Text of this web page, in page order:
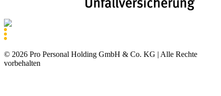
© 2026 Pro Personal Holding GmbH & Co. KG | Alle Rechte
vorbehalten